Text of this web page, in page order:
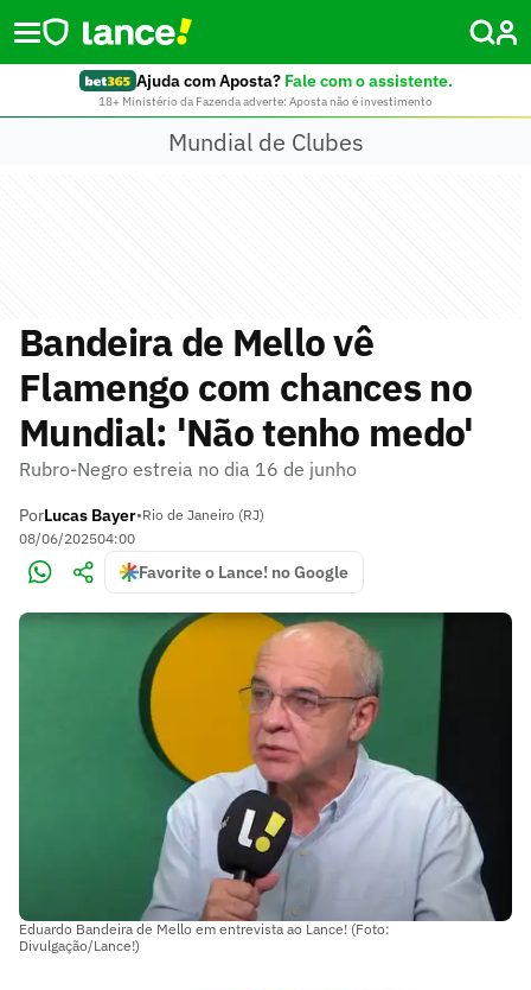
Ajuda com Aposta? Fale com o assistente.
18+ Ministério da Fazenda adverte: Aposta não é investimento
Mundial de Clubes
Bandeira de Mello vê
Flamengo com chances no
Mundial: 'Não tenho medo'
Rubro-Negro estreia no dia 16 de junho
PorLucas Bayer•Rio de Janeiro (RJ)
08/06/202504:00
Favorite o Lance! no Google
Eduardo Bandeira de Mello em entrevista ao Lance! (Foto:
Divulgação/Lance!)